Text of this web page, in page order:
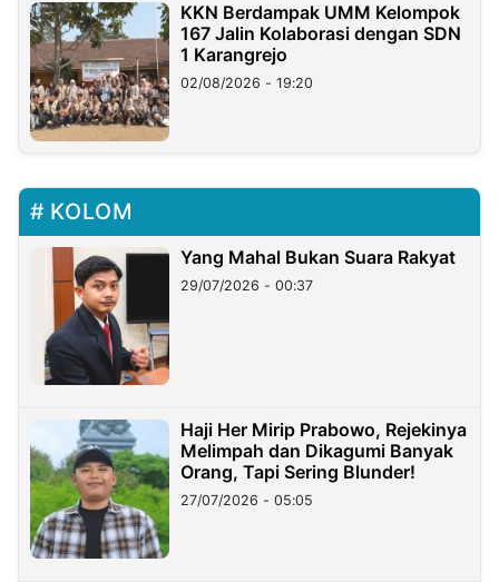
KKN Berdampak UMM Kelompok
167 Jalin Kolaborasi dengan SDN
1 Karangrejo
02/08/2026 - 19:20
KOLOM
Yang Mahal Bukan Suara Rakyat
29/07/2026 - 00:37
Haji Her Mirip Prabowo, Rejekinya
Melimpah dan Dikagumi Banyak
Orang, Tapi Sering Blunder!
27/07/2026 - 05:05